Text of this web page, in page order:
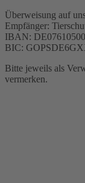
Überweisung auf
Empfänger:
IBAN:
BIC:
Bitte jeweils als
vermerken.